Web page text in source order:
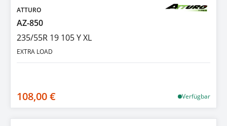
ATTURO
AZ-850
235/55R 19 105 Y XL
EXTRA LOAD
108,00 € Verfügbar